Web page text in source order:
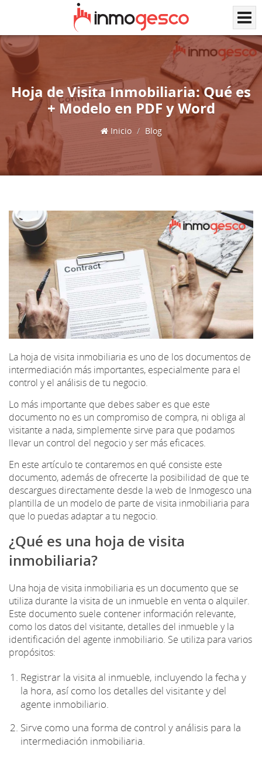
Hoja de Visita Inmobiliaria: Qué es
+ Modelo en PDF y Word
Inicio Blog
La hoja de visita inmobiliaria es uno de los documentos de
intermediación más importantes, especialmente para el
control y el análisis de tu negocio.
Lo más importante que debes saber es que este
documento no es un compromiso de compra, ni obliga al
visitante a nada, simplemente sirve para que podamos
llevar un control del negocio y ser más eficaces.
En este artículo te contaremos en qué consiste este
documento, además de ofrecerte la posibilidad de que te
descargues directamente desde la web de Inmogesco una
plantilla de un modelo de parte de visita inmobiliaria para
que lo puedas adaptar a tu negocio.
¿Qué es una hoja de visita
inmobiliaria?
Una hoja de visita inmobiliaria es un documento que se
utiliza durante la visita de un inmueble en venta o alquiler.
Este documento suele contener información relevante,
como los datos del visitante, detalles del inmueble y la
identificación del agente inmobiliario. Se utiliza para varios
propósitos:
Registrar la visita al inmueble, incluyendo la fecha y
la hora, así como los detalles del visitante y del
agente inmobiliario.
Sirve como una forma de control y análisis para la
intermediación inmobiliaria.